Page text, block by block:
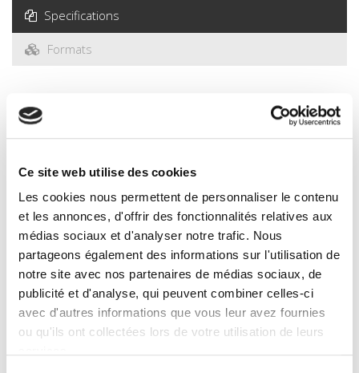
Ce site web utilise des cookies
Les cookies nous permettent de personnaliser le contenu
et les annonces, d'offrir des fonctionnalités relatives aux
médias sociaux et d'analyser notre trafic. Nous
partageons également des informations sur l'utilisation de
notre site avec nos partenaires de médias sociaux, de
publicité et d'analyse, qui peuvent combiner celles-ci
avec d'autres informations que vous leur avez fournies
ou qu'ils ont collectées lors de votre utilisation de leurs
Specifications
Formats
Specifications
Presses de Sciences Po
Author
Jacques Lombard
Collection
Académique
Language
French
Tags